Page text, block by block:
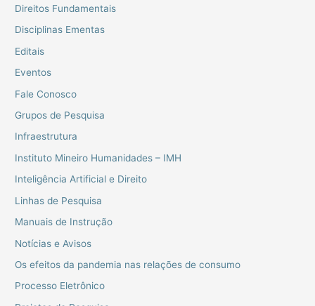
Direitos Fundamentais
Disciplinas Ementas
Editais
Eventos
Fale Conosco
Grupos de Pesquisa
Infraestrutura
Instituto Mineiro Humanidades – IMH
Inteligência Artificial e Direito
Linhas de Pesquisa
Manuais de Instrução
Notícias e Avisos
Os efeitos da pandemia nas relações de consumo
Processo Eletrônico